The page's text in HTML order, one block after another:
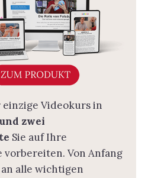
einzige Videokurs in
zwei
Sie auf Ihre
Von Anfang
alle wichtigen